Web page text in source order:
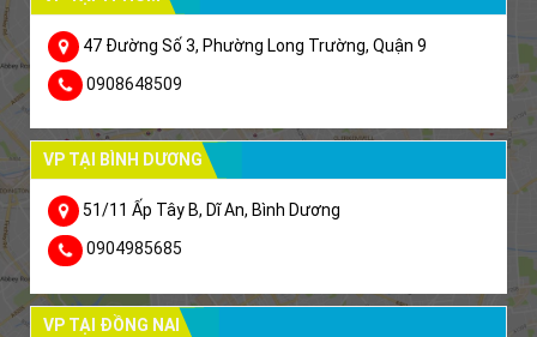
47 Đường Số 3, Phường Long Trường, Quận 9
0908648509
VP TẠI BÌNH DƯƠNG
51/11 Ấp Tây B, Dĩ An, Bình Dương
0904985685
VP TẠI ĐỒNG NAI